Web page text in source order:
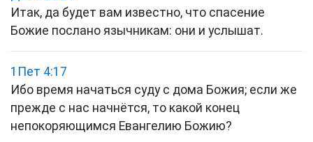
Итак, да будет вам известно, что спасение
Божие послано язычникам: они и услышат.
1Пет 4:17
Ибо время начаться суду с дома Божия; если же
прежде с нас начнётся, то какой конец
непокоряющимся Евангелию Божию?